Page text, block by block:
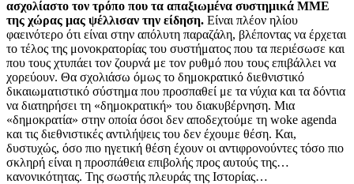
ασχολίαστο τον τρόπο που τα απαξιωμένα συστημικά ΜΜΕ
της χώρας μας ψέλλισαν την είδηση. Είναι πλέον ηλίου
φαεινότερο ότι είναι στην απόλυτη παραζάλη, βλέποντας να έρχεται
το τέλος της μονοκρατορίας του συστήματος που τα περιέσωσε και
που τους χτυπάει τον ζουρνά με τον ρυθμό που τους επιβάλλει να
χορεύουν. Θα σχολιάσω όμως το δημοκρατικό διεθνιστικό
δικαιωματιστικό σύστημα που προσπαθεί με τα νύχια και τα δόντια
να διατηρήσει τη «δημοκρατική» του διακυβέρνηση. Μια
«δημοκρατία» στην οποία όσοι δεν αποδεχτούμε τη woke agenda
και τις διεθνιστικές αντιλήψεις του δεν έχουμε θέση. Και,
δυστυχώς, όσο πιο ηγετική θέση έχουν οι αντιφρονούντες τόσο πιο
σκληρή είναι η προσπάθεια επιβολής προς αυτούς της…
κανονικότητας. Της σωστής πλευράς της Ιστορίας…